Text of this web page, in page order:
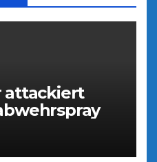
attackiert